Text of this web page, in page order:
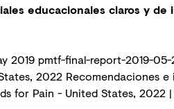
educacionales claros y de
2019 pmtf-final-report-2019-05-
2022 Recomendaciones
for Pain - United States, 2022 |